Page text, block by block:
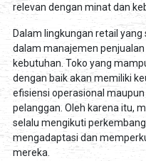
relevan dengan minat dan
Dalam lingkungan retail
dalam manajemen
kebutuhan. Toko yang
dengan baik akan memiliki
efisiensi operasional
pelanggan. Oleh karena itu,
selalu mengikuti
mengadaptasi dan
mereka.